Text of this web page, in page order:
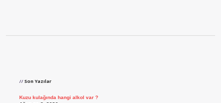
Son Yazılar
Kuzu kulağında hangi alkol var ?